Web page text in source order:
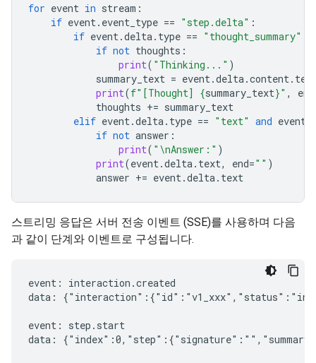
for event in stream :
if event. event_type == "step.delta" :
if event.delta. type == "thought_summary"
if not thoughts :
print( "Thinking..." )
summary_text = event.delta.content.
print(f"[Thought] {summary_text}" , end
thoughts += summary_text
elif event.delta. type == "text" and event
if not answer :
print( " \nAnswer:" )
print(event.delta. text, end="" )
answer += event.delta. text
스트리밍 응답은 서버 전송 이벤트 (SSE)를 사용하며 다음
과 같이 단계와 이벤트로 구성됩니다.
event: interaction.created
data:
event: step.start
data: